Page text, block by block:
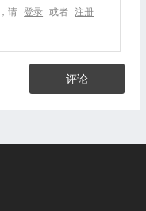
请 登录 或者 注册
评论